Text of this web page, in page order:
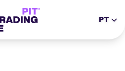
PT
DE
ES
IT